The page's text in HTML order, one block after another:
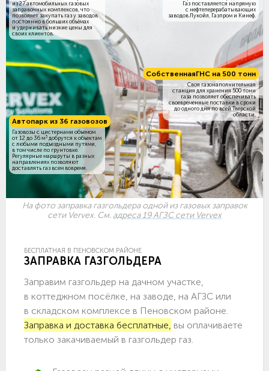
СобственнаяГНС на 500 тонн
Своя газонаполнительная
станция для хранения 500 тонн
газа позволяет обеспечивать
своевременные поставки в сроки
до одного дня по всей Тверской
области.
из 27 автомобильных газовых
заправочных комплексов, что
позволяет закупать газ у заводов
постоянно в больших объёмах
и удерживать низкие цены для
своих клиентов.
Газ поставляется напрямую
с нефтеперерабатывающих
заводов Лукойл, Газпром и Кинеф.
Автопарк из 36 газовозов
Газовозы с цистернами объемом
от 12 до 36 м3 добрутся к объектам
c любыми подъездными путями,
в том числе по грунтовке.
Регулярные маршруты в разных
направлениях позволяют
доставлять газ всем вовремя.
На фото заправка газгольдера одной из газовых заправок
сети Vervex. См. адреса 19 АГЗС сети Vervex
БЕСПЛАТНАЯ В ПЕНОВСКОМ РАЙОНЕ
ЗАПРАВКА ГАЗГОЛЬДЕРА
Заправим газгольдер на дачном участке,
в коттеджном посёлке, на заводе, на АГЗС или
в складском комплексе в Пеновском районе.
Заправка и доставка бесплатные, вы оплачиваете
только закачиваемый в газгольдер газ.